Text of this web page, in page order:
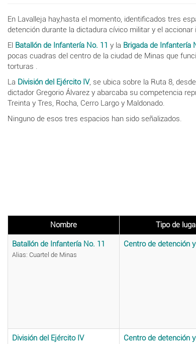
En Lavalleja hay,hasta el momento, identificados tres
detención durante la dictadura cívico militar y el
El Batallón de Infantería No. 11 y la Brigada de Infantería
pocas cuadras del centro de la ciudad de Minas que
torturas .
La División del Ejército IV, se ubica sobre la Ruta 8,
dictador Gregorio Álvarez y abarcaba su competencia
Treinta y Tres, Rocha, Cerro Largo y Maldonado.
Ninguno de esos tres espacios han sido señalizados.
Nombre Tipo de
Batallón de Infantería No. 11
Alias: Cuartel de Minas
Centro de detención
División del Ejército IV Centro de detención